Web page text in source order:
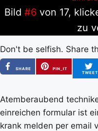
Bild #6von 17,
zu
Don't be selfish. Share
SHARE
PIN_IT
TWEET
Atemberaubend
einreichen formular ist
krank melden per email